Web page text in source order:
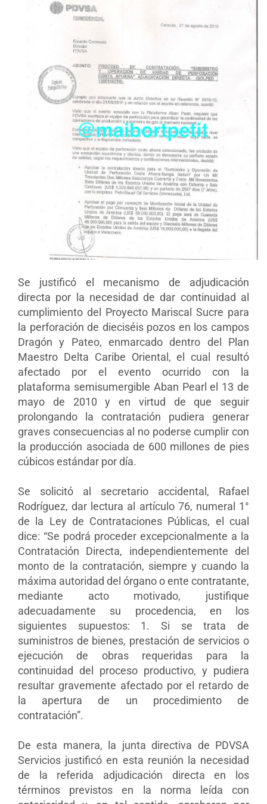
Se justificó el mecanismo de adjudicación
directa por la necesidad de dar continuidad al
cumplimiento del Proyecto Mariscal Sucre para
la perforación de dieciséis pozos en los campos
Dragón y Pateo, enmarcado dentro del Plan
Maestro Delta Caribe Oriental, el cual resultó
afectado por el evento ocurrido con la
plataforma semisumergible Aban Pearl el 13 de
mayo de 2010 y en virtud de que seguir
prolongando la contratación pudiera generar
graves consecuencias al no poderse cumplir con
la producción asociada de 600 millones de pies
cúbicos estándar por día.
Se solicitó al secretario accidental, Rafael
Rodríguez, dar lectura al artículo 76, numeral 1°
de la Ley de Contrataciones Públicas, el cual
dice: “Se podrá proceder excepcionalmente a la
Contratación Directa, independientemente del
monto de la contratación, siempre y cuando la
máxima autoridad del órgano o ente contratante,
mediante acto motivado, justifique
adecuadamente su procedencia, en los
siguientes supuestos: 1. Si se trata de
suministros de bienes, prestación de servicios o
ejecución de obras requeridas para la
continuidad del proceso productivo, y pudiera
resultar gravemente afectado por el retardo de
la apertura de un procedimiento de
contratación”.
De esta manera, la junta directiva de PDVSA
Servicios justificó en esta reunión la necesidad
de la referida adjudicación directa en los
términos previstos en la norma leída con